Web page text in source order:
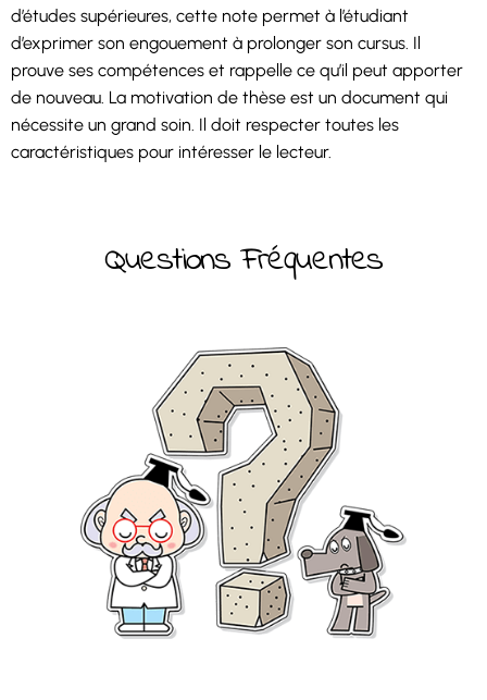
d’études supérieures, cette note permet à l’étudiant
d’exprimer son engouement à prolonger son cursus. Il
prouve ses compétences et rappelle ce qu’il peut apporter
de nouveau. La motivation de thèse est un document qui
nécessite un grand soin. Il doit respecter toutes les
caractéristiques pour intéresser le lecteur.
Questions Fréquentes